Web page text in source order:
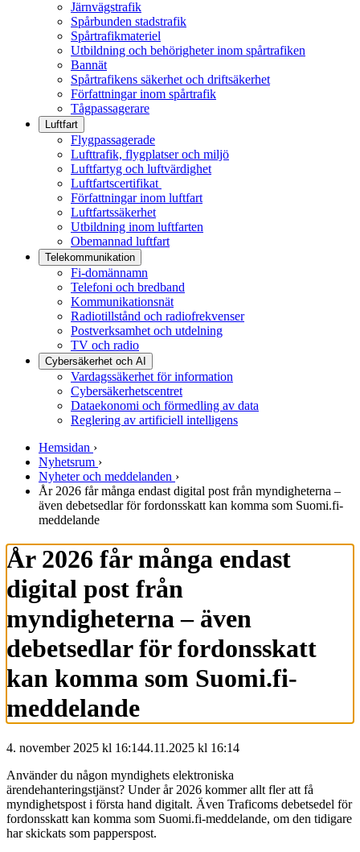
Järnvägstrafik
Spårbunden stadstrafik
Spårtrafikmateriel
Utbildning och behörigheter inom spårtrafiken
Bannät
Spårtrafikens säkerhet och driftsäkerhet
Författningar inom spårtrafik
Tågpassagerare
Luftfart
Flygpassagerade
Lufttrafik, flygplatser och miljö
Luftfartyg och luftvärdighet
Luftfartscertifikat
Författningar inom luftfart
Luftfartssäkerhet
Utbildning inom luftfarten
Obemannad luftfart
Telekommunikation
Fi-domännamn
Telefoni och bredband
Kommunikationsnät
Radiotillstånd och radiofrekvenser
Postverksamhet och utdelning
TV och radio
Cybersäkerhet och AI
Vardagssäkerhet för information
Cybersäkerhetscentret
Dataekonomi och förmedling av data
Reglering av artificiell intelligens
Hemsidan ›
Nyhetsrum ›
Nyheter och meddelanden ›
År 2026 får många endast digital post från myndigheterna –
även debetsedlar för fordonsskatt kan komma som Suomi.fi-
meddelande
År 2026 får många endast
digital post från
myndigheterna – även
debetsedlar för fordonsskatt
kan komma som Suomi.fi-
meddelande
4. november 2025 kl 16:144.11.2025 kl 16:14
Använder du någon myndighets elektroniska
ärendehanteringstjänst? Under år 2026 kommer allt fler att få
myndighetspost i första hand digitalt. Även Traficoms debetsedel för
fordonsskatt kan komma som Suomi.fi-meddelande, om den tidigare
har skickats som papperspost.